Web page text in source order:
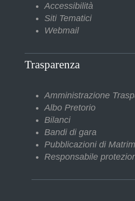
Accessibilità
Siti Tematici
Webmail
Trasparenza
Amministrazione
Albo Pretorio
Bilanci
Bandi di gara
Pubblicazioni di
Responsabile